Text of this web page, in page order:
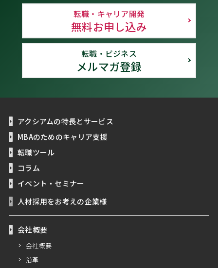
転職・キャリア開発
無料お申し込み
転職・ビジネス
メルマガ登録
アクシアムの特長とサービス
MBAのためのキャリア支援
転職ツール
コラム
イベント・セミナー
人材採用をお考えの企業様
会社概要
会社概要
沿革